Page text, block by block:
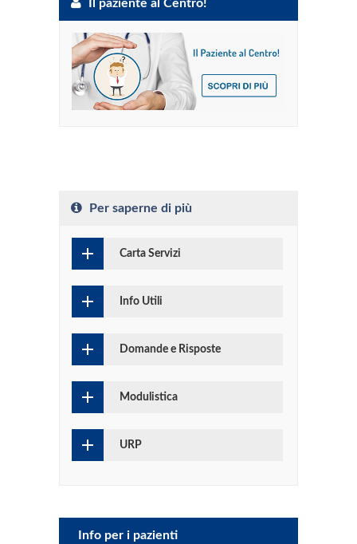
Il paziente al Centro!
Per saperne di più
Carta Servizi
Info Utili
Domande e Risposte
Modulistica
URP
Info per i pazienti